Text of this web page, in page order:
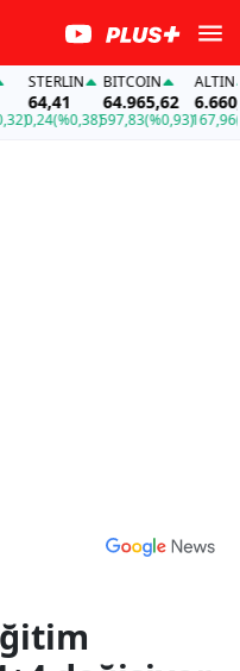
STERLIN
64,41
0,24(%0,38)
BITCOIN
64.965,62
597,83(%0,93)
ALTIN
167,96